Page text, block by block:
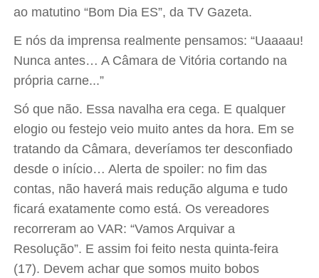
ao matutino “Bom Dia ES”, da TV Gazeta.
E nós da imprensa realmente pensamos: “Uaaaau!
Nunca antes… A Câmara de Vitória cortando na
própria carne...”
Só que não. Essa navalha era cega. E qualquer
elogio ou festejo veio muito antes da hora. Em se
tratando da Câmara, deveríamos ter desconfiado
desde o início… Alerta de spoiler: no fim das
contas, não haverá mais redução alguma e tudo
ficará exatamente como está. Os vereadores
recorreram ao VAR: “Vamos Arquivar a
Resolução”. E assim foi feito nesta quinta-feira
(17). Devem achar que somos muito bobos